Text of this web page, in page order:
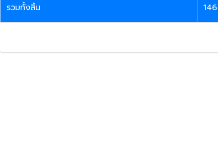
รวมทั้งสิ้น 146